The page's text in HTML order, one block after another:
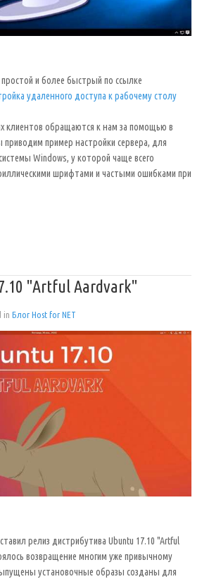
и более быстрый по ссылке
удаленного доступа к рабочему столу
клиентов обращаются к нам за помощью в
приводим пример настройки сервера, для
Windows, у которой чаще всего
шрифтами и частыми ошибками при
"Artful Aardvark"
in Блог Host for NET
релиз дистрибутива Ubuntu 17.10 "Artful
возвращение многим уже привычному
установочные образы созданы для